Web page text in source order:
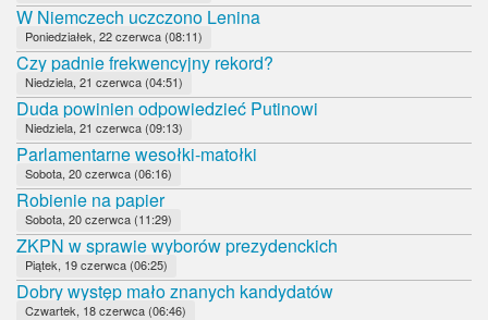
W Niemczech uczczono Lenina
Poniedziałek, 22 czerwca (08:11)
Czy padnie frekwencyjny rekord?
Niedziela, 21 czerwca (04:51)
Duda powinien odpowiedzieć Putinowi
Niedziela, 21 czerwca (09:13)
Parlamentarne wesołki-matołki
Sobota, 20 czerwca (06:16)
Robienie na papier
Sobota, 20 czerwca (11:29)
ZKPN w sprawie wyborów prezydenckich
Piątek, 19 czerwca (06:25)
Dobry występ mało znanych kandydatów
Czwartek, 18 czerwca (06:46)